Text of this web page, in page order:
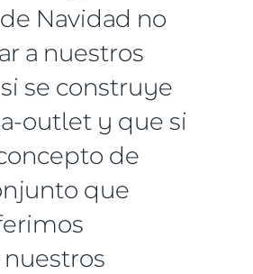
Navidad no
a nuestros
se construye
outlet y que si
de
que